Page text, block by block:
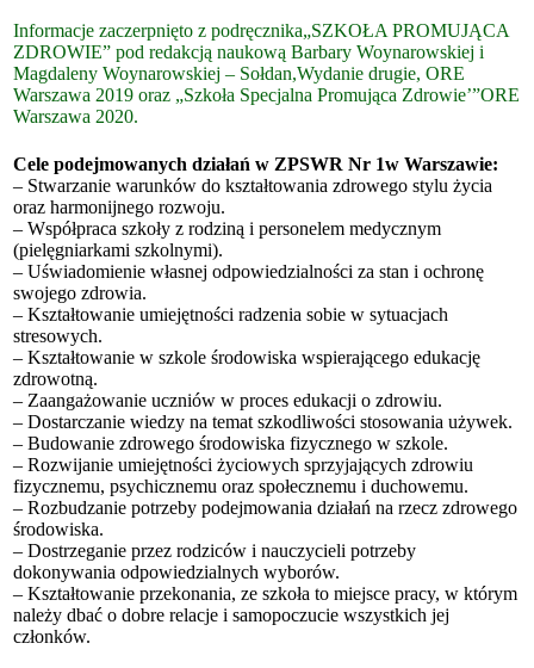
Informacje zaczerpnięto z podręcznika„SZKOŁA PROMUJĄCA
ZDROWIE” pod redakcją naukową Barbary Woynarowskiej i
Magdaleny Woynarowskiej – Sołdan,Wydanie drugie, ORE
Warszawa 2019 oraz „Szkoła Specjalna Promująca Zdrowie’”ORE
Warszawa 2020.
Cele podejmowanych działań w ZPSWR Nr 1w Warszawie:
– Stwarzanie warunków do kształtowania zdrowego stylu życia
oraz harmonijnego rozwoju.
– Współpraca szkoły z rodziną i personelem medycznym
(pielęgniarkami szkolnymi).
– Uświadomienie własnej odpowiedzialności za stan i ochronę
swojego zdrowia.
– Kształtowanie umiejętności radzenia sobie w sytuacjach
stresowych.
– Kształtowanie w szkole środowiska wspierającego edukację
zdrowotną.
– Zaangażowanie uczniów w proces edukacji o zdrowiu.
– Dostarczanie wiedzy na temat szkodliwości stosowania używek.
– Budowanie zdrowego środowiska fizycznego w szkole.
– Rozwijanie umiejętności życiowych sprzyjających zdrowiu
fizycznemu, psychicznemu oraz społecznemu i duchowemu.
– Rozbudzanie potrzeby podejmowania działań na rzecz zdrowego
środowiska.
– Dostrzeganie przez rodziców i nauczycieli potrzeby
dokonywania odpowiedzialnych wyborów.
– Kształtowanie przekonania, ze szkoła to miejsce pracy, w którym
należy dbać o dobre relacje i samopoczucie wszystkich jej
członków.